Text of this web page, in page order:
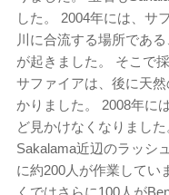
した。 2004​​年には、サ
川に合流する場所であ
が起きました。 そこで
サファイアは、後に天
かりました。 2008年に
ど見かけなくなりました
Sakalama近辺のラッシ
に約200人が作業してい
くではさらに100人が